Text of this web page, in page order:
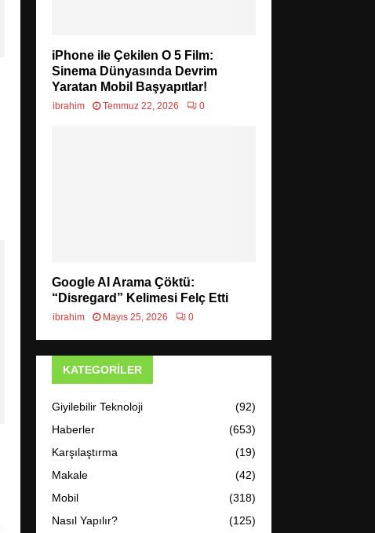
iPhone ile Çekilen O 5 Film:
Sinema Dünyasında Devrim
Yaratan Mobil Başyapıtlar!
ibrahim Temmuz 22, 2026 0
Google AI Arama Çöktü:
“Disregard” Kelimesi Felç Etti
ibrahim Mayıs 25, 2026 0
KATEGORILER
Giyilebilir Teknoloji
(92)
Haberler
(653)
Karşılaştırma
(19)
Makale
(42)
Mobil
(318)
Nasıl Yapılır?
(125)